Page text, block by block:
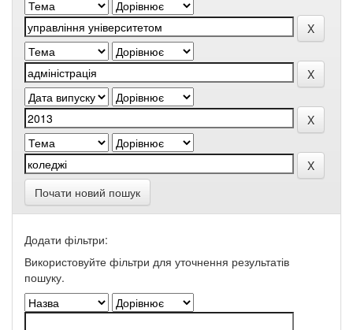
Почати новий пошук
Додати фільтри:
Використовуйте фільтри для уточнення результатів
пошуку.